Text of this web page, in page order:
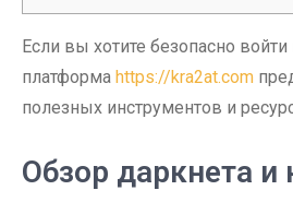
Если вы хотите безопасно войти
платформа https://kra2at.com
полезных инструментов и
Обзор даркнета и